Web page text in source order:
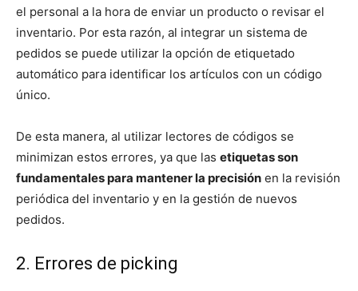
el personal a la hora de enviar un producto o revisar el
inventario. Por esta razón, al integrar un sistema de
pedidos se puede utilizar la opción de etiquetado
automático para identificar los artículos con un código
único.
De esta manera, al utilizar lectores de códigos se
minimizan estos errores, ya que las etiquetas son
fundamentales para mantener la precisión en la revisión
periódica del inventario y en la gestión de nuevos
pedidos.
2. Errores de picking